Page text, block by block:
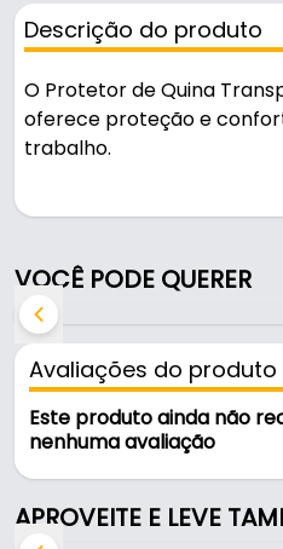
Descrição do produto
O Protetor de Quina
oferece proteção e
trabalho.
Características:
- Marca: Vonder
- Modelo: Quadrado
- Material: PVC
- Cor: Transparente
- Dimensões: 41 mm x 41
Indicado para proteção de
VOCÊ PODE QUERER
Avaliações do produto
Este produto ainda não
nenhuma avaliação
APROVEITE E LEVE